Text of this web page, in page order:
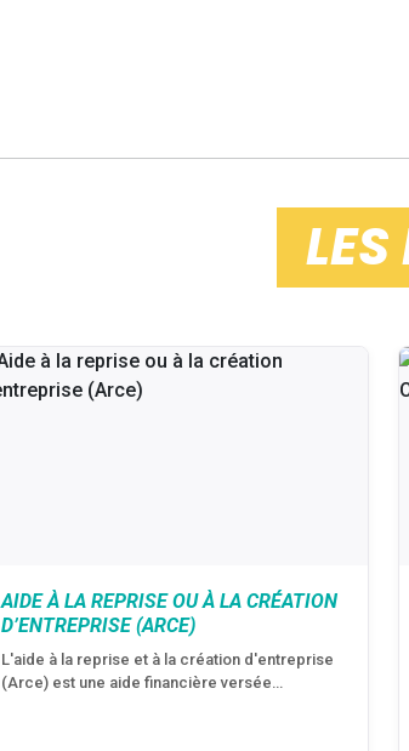
AIDE À LA REPRISE OU À LA CRÉATION
D’ENTREPRISE (ARCE)
L'aide à la reprise et à la création d'entreprise
(Arce) est une aide financière versée…